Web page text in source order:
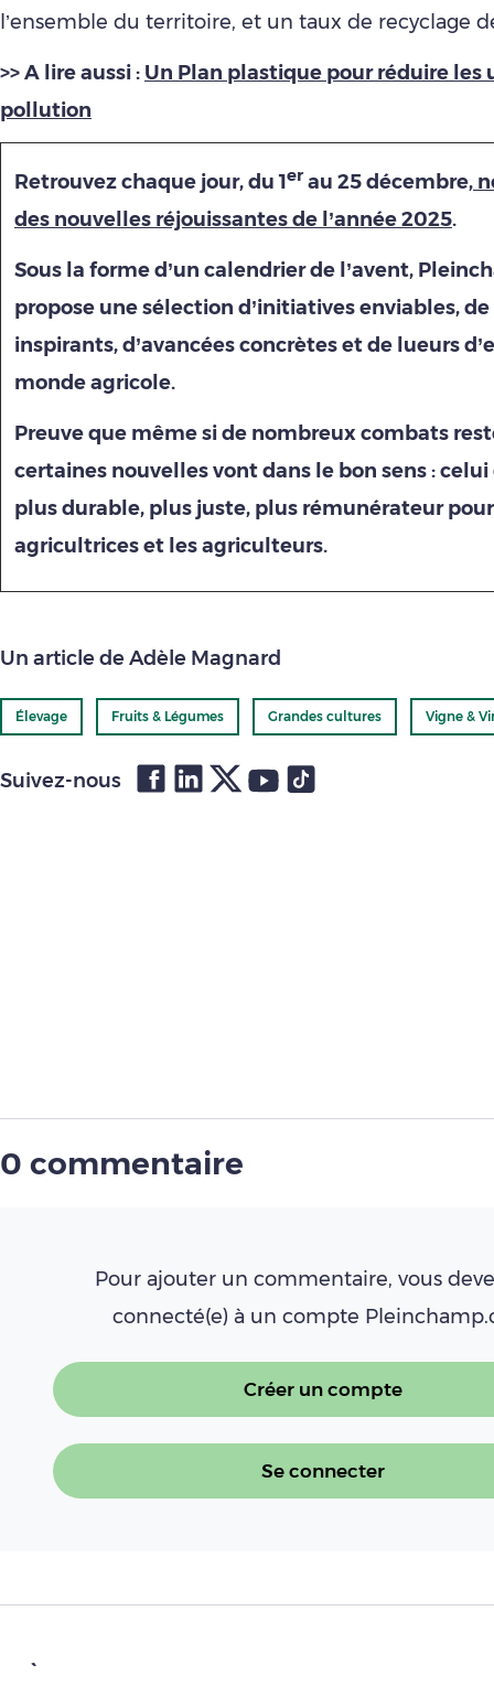
l’ensemble du territoire, et un taux de recyclage
>> A lire aussi : Un Plan plastique pour réduire les
pollution
Retrouvez chaque jour, du 1er au 25 décembre,
des nouvelles réjouissantes de l’année 2025.
Sous la forme d’un calendrier de l’avent,
propose une sélection d’initiatives enviables,
inspirants, d’avancées concrètes et de lueurs
monde agricole.
Preuve que même si de nombreux combats
certaines nouvelles vont dans le bon sens : celui
plus durable, plus juste, plus rémunérateur
agricultrices et les agriculteurs.
Un article de Adèle Magnard
Élevage Fruits & Légumes Grandes cultures Vigne &
Suivez-nous
0 commentaire
Pour ajouter un commentaire, vous
connecté(e) à un compte
Créer un compte
Se connecter
À LIRE AUSSI